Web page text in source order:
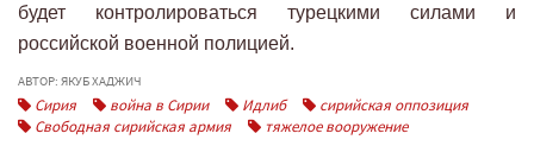
будет контролироваться турецкими силами и
российской военной полицией.
АВТОР: ЯКУБ ХАДЖИЧ
Сирия война в Сирии Идлиб
сирийская оппозиция
Свободная сирийская армия
тяжелое вооружение